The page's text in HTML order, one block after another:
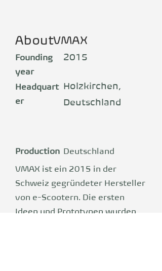
AboutVMAX
Founding
year
Headquart
er
2015
Holzkirchen,
Deutschland
Production Deutschland
VMAX ist ein 2015 in der
Schweiz gegründeter Hersteller
von e-Scootern. Die ersten
Ideen und Prototypen wurden